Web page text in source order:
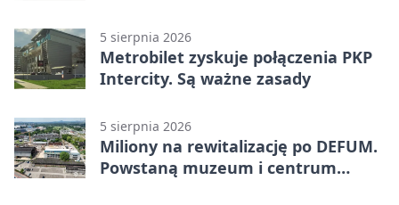
5 sierpnia 2026
Metrobilet zyskuje połączenia PKP
Intercity. Są ważne zasady
5 sierpnia 2026
Miliony na rewitalizację po DEFUM.
Powstaną muzeum i centrum